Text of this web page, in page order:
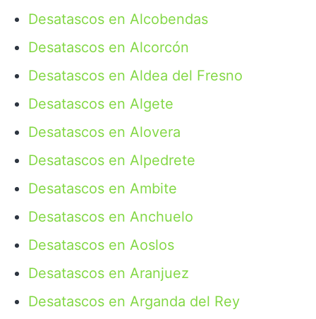
Desatascos en Alcobendas
Desatascos en Alcorcón
Desatascos en Aldea del Fresno
Desatascos en Algete
Desatascos en Alovera
Desatascos en Alpedrete
Desatascos en Ambite
Desatascos en Anchuelo
Desatascos en Aoslos
Desatascos en Aranjuez
Desatascos en Arganda del Rey